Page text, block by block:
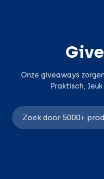
Onze giveaways
Praktisch,